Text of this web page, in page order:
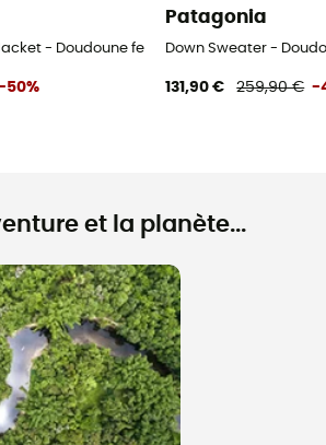
- Doudoune femme
50%
Patagonia
Down Sweater -
131,90 € 259,90 € -
et la planète...